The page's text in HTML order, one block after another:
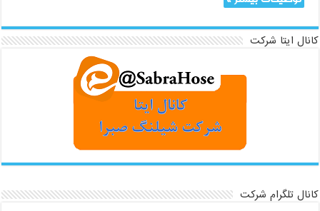
کانال ایتا شرکت
کانال تلگرام شرکت